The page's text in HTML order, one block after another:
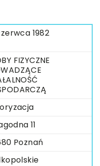
1982
FIZYCZNE
11
Poznań